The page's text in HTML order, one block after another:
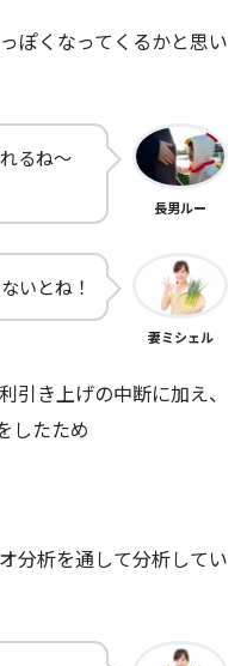
ぽくなってくるかと思い
るね～
長男ルー
いとね！
妻ミシェル
引き上げの中断に加え、
したため
分析を通して分析してい